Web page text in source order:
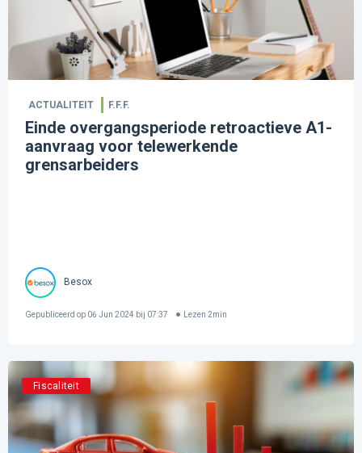
ACTUALITEIT F.F.F.
Einde overgangsperiode retroactieve A1-
aanvraag voor telewerkende
grensarbeiders
Besox
Gepubliceerd op 06 Jun 2024 bij 07:37 Lezen 2min
Fiscaliteit